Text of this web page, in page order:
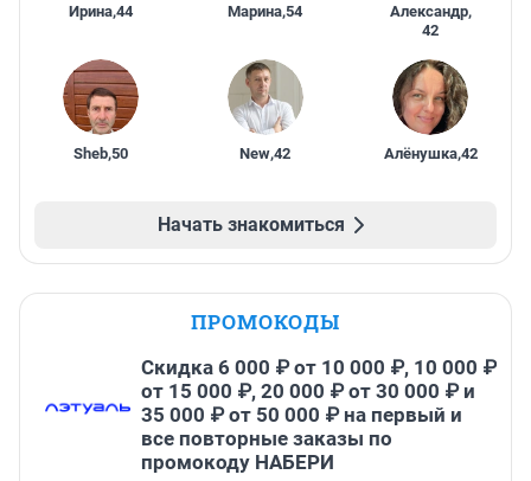
Ирина,44 Марина,54 Александр,
42
Sheb,50 New,42 Алёнушка,42
Начать знакомиться
ПРОМОКОДЫ
Скидка 6 000 ₽ от 10 000 ₽, 10 000 ₽
от 15 000 ₽, 20 000 ₽ от 30 000 ₽ и
35 000 ₽ от 50 000 ₽ на первый и
все повторные заказы по
промокоду НАБЕРИ